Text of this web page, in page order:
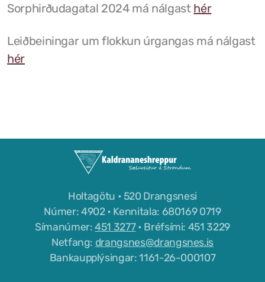
Sorphirðudagatal 2024 má nálgast hér
Leiðbeiningar um flokkun úrgangas má nálgast
hér
Holtagötu • 520 Drangsnesi
Númer: 4902 • Kennitala: 680169 0719
Símanúmer:451 3277• Bréfsími: 451 3229
Netfang: drangsnes@drangsnes.is
Bankaupplýsingar: 1161-26-000107